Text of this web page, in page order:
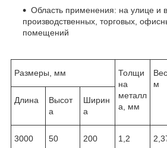
Область применения: на улице и
производственных, торговых,
помещений
Размеры, мм
Толщи
на
металл
а, мм
м
Длина
Высот
а
Ширин
а
3000 50 200 1,2